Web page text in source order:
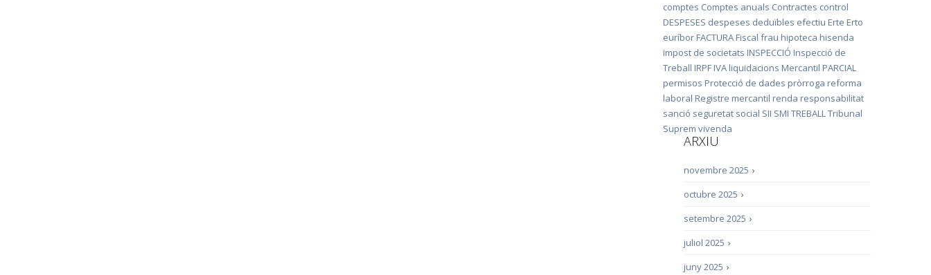
comptes Comptes anuals Contractes control
DESPESES despeses deduïbles efectiu Erte Erto
euríbor FACTURA Fiscal frau hipoteca hisenda
impost de societats INSPECCIÓ Inspecció de
Treball IRPF IVA liquidacions Mercantil PARCIAL
permisos Protecció de dades pròrroga reforma
laboral Registre mercantil renda responsabilitat
sanció seguretat social SII SMI TREBALLTribunal
Suprem vivenda
ARXIU
›
novembre 2025
›
octubre 2025
›
setembre 2025
›
juliol 2025
›
juny 2025